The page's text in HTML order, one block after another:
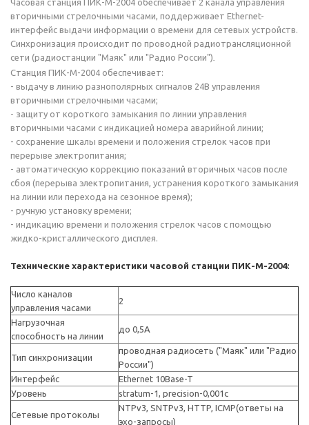
Часовая станция ПИК-М-2004 обеспечивает 2 канала управления
вторичными стрелочными часами, поддерживает Ethernet-
интерфейс выдачи информации о времени для сетевых устройств.
Синхронизация происходит по проводной радиотрансляционной
сети (радиостанции "Маяк" или "Радио России").
Станция ПИК-М-2004 обеспечивает:
- выдачу в линию разнополярных сигналов 24В управления
вторичными стрелочными часами;
- защиту от короткого замыкания по линии управления
вторичными часами с индикацией номера аварийной линии;
- сохранение шкалы времени и положения стрелок часов при
перерыве электропитания;
- автоматическую коррекцию показаний вторичных часов после
сбоя (перерыва электропитания, устранения короткого замыкания
на линии или перехода на сезонное время);
- ручную установку времени;
- индикацию времени и положения стрелок часов с помощью
жидко-кристаллического дисплея.
Технические характеристики часовой станции ПИК-М-2004:
Число каналов
управления часами
2
Нагрузочная
способность на линии
до 0,5А
Тип синхронизации
проводная радиосеть ("Маяк" или "Радио
России")
Интерфейс
Ethernet 10Base-T
Уровень
stratum-1, precision-0,001c
Сетевые протоколы
NTPv3, SNTPv3, HTTP, ICMP(ответы на
эхо-запросы)